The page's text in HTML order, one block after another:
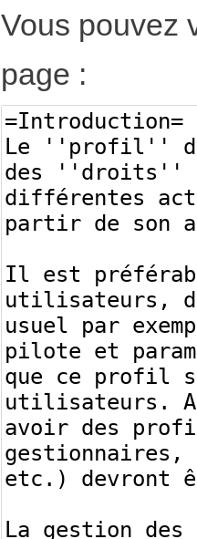
Vous pouvez
page :